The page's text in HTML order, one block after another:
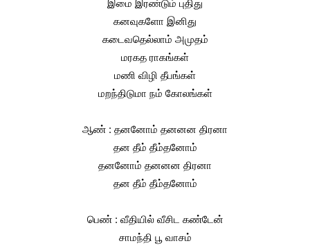
இமை இரண்டும் புதிது
கனவுகளோ இனிது
கடைவதெல்லாம் அமுதம்
மரகத ராகங்கள்
மணி விழி தீபங்கள்
மறந்திடுமா நம் கோலங்கள்
ஆண் : தனனோம் தனனன திரனா
தன தீம் தீம்தனோம்
தனனோம் தனனன திரனா
தன தீம் தீம்தனோம்
பெண் : வீதியில் வீசிட கண்டேன்
சாமந்தி பூ வாசம்